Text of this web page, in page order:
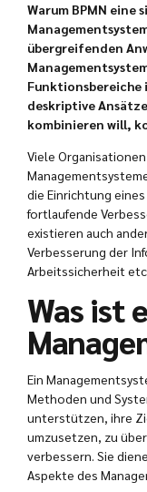
Warum BPMN
übergreifenden
deskriptive
kombinieren will,
Viele
die Einrichtung
fortlaufende
existieren auch
Verbesserung der
Arbeitssicherheit
Was ist
Ein
Methoden und
unterstützen, ihre
umzusetzen, zu
verbessern. Sie
Aspekte des